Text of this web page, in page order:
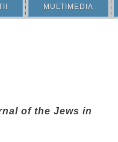
MULTIMEDIA
of the Jews in